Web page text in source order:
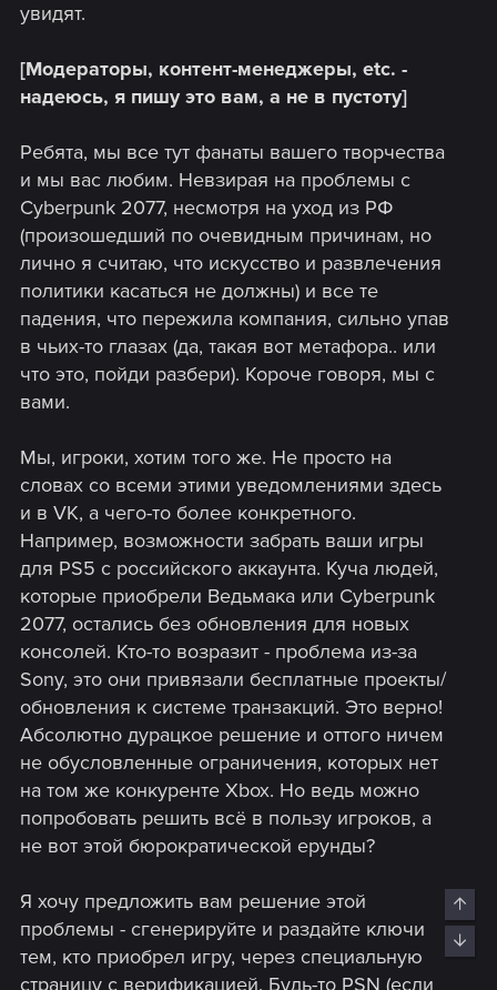
увидят.
[Модераторы, контент-менеджеры, etc. -
надеюсь, я пишу это вам, а не в пустоту]
Ребята, мы все тут фанаты вашего творчества
и мы вас любим. Невзирая на проблемы с
Cyberpunk 2077, несмотря на уход из РФ
(произошедший по очевидным причинам, но
лично я считаю, что искусство и развлечения
политики касаться не должны) и все те
падения, что пережила компания, сильно упав
в чьих-то глазах (да, такая вот метафора.. или
что это, пойди разбери). Короче говоря, мы с
вами.
Мы, игроки, хотим того же. Не просто на
словах со всеми этими уведомлениями здесь
и в VK, а чего-то более конкретного.
Например, возможности забрать ваши игры
для PS5 с российского аккаунта. Куча людей,
которые приобрели Ведьмака или Cyberpunk
2077, остались без обновления для новых
консолей. Кто-то возразит - проблема из-за
Sony, это они привязали бесплатные проекты/
обновления к системе транзакций. Это верно!
Абсолютно дурацкое решение и оттого ничем
не обусловленные ограничения, которых нет
на том же конкуренте Xbox. Но ведь можно
попробовать решить всё в пользу игроков, а
не вот этой бюрократической ерунды?
Я хочу предложить вам решение этой
проблемы - сгенерируйте и раздайте ключи
тем, кто приобрел игру, через специальную
страницу с верификацией. Будь-то PSN (если
Top